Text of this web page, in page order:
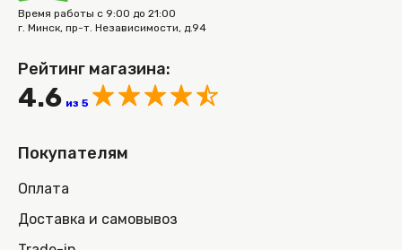
Время работы с 9:00 до 21:00
г. Минск, пр-т. Независимости, д.94
Рейтинг магазина:
4.6 из 5
Покупателям
Оплата
Доставка и самовывоз